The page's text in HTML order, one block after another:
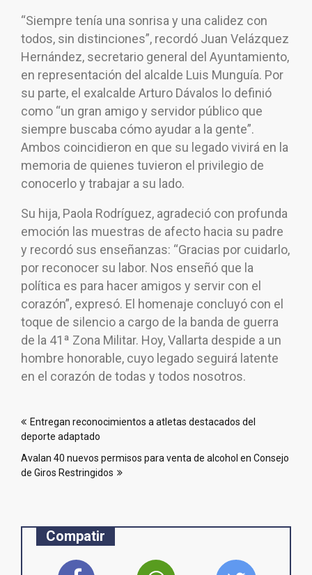
“Siempre tenía una sonrisa y una calidez con
todos, sin distinciones”, recordó Juan Velázquez
Hernández, secretario general del Ayuntamiento,
en representación del alcalde Luis Munguía. Por
su parte, el exalcalde Arturo Dávalos lo definió
como “un gran amigo y servidor público que
siempre buscaba cómo ayudar a la gente”.
Ambos coincidieron en que su legado vivirá en la
memoria de quienes tuvieron el privilegio de
conocerlo y trabajar a su lado.
Su hija, Paola Rodríguez, agradeció con profunda
emoción las muestras de afecto hacia su padre
y recordó sus enseñanzas: “Gracias por cuidarlo,
por reconocer su labor. Nos enseñó que la
política es para hacer amigos y servir con el
corazón”, expresó. El homenaje concluyó con el
toque de silencio a cargo de la banda de guerra
de la 41ª Zona Militar. Hoy, Vallarta despide a un
hombre honorable, cuyo legado seguirá latente
en el corazón de todas y todos nosotros.
de
entradas
Entregan reconocimientos a atletas destacados del
deporte adaptado
Avalan 40 nuevos permisos para venta de alcohol en Consejo
de Giros Restringidos
Compatir